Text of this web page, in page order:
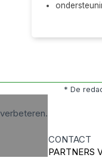
* De
CONTACT
PARTNERS